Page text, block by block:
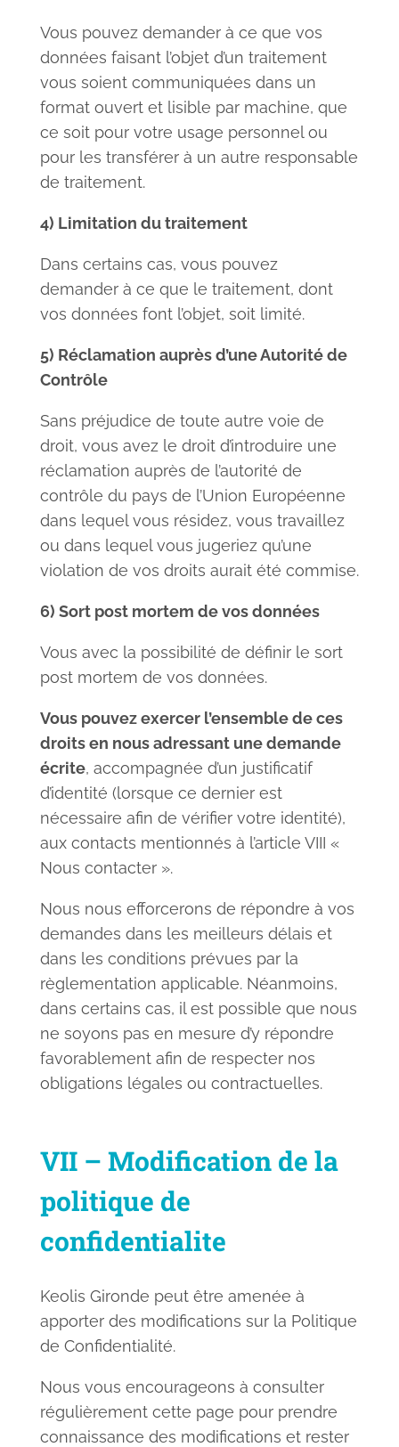
Vous pouvez demander à ce que vos
données faisant l’objet d’un traitement
vous soient communiquées dans un
format ouvert et lisible par machine, que
ce soit pour votre usage personnel ou
pour les transférer à un autre responsable
de traitement.
4) Limitation du traitement
Dans certains cas, vous pouvez
demander à ce que le traitement, dont
vos données font l’objet, soit limité.
5) Réclamation auprès d’une Autorité de
Contrôle
Sans préjudice de toute autre voie de
droit, vous avez le droit d’introduire une
réclamation auprès de l’autorité de
contrôle du pays de l’Union Européenne
dans lequel vous résidez, vous travaillez
ou dans lequel vous jugeriez qu’une
violation de vos droits aurait été commise.
6) Sort post mortem de vos données
Vous avec la possibilité de définir le sort
post mortem de vos données.
Vous pouvez exercer l’ensemble de ces
droits en nous adressant une demande
écrite, accompagnée d’un justificatif
d’identité (lorsque ce dernier est
nécessaire afin de vérifier votre identité),
aux contacts mentionnés à l’article VIII «
Nous contacter».
Nous nous efforcerons de répondre à vos
demandes dans les meilleurs délais et
dans les conditions prévues par la
règlementation applicable. Néanmoins,
dans certains cas, il est possible que nous
ne soyons pas en mesure d’y répondre
favorablement afin de respecter nos
obligations légales ou contractuelles.
VII – Modification de la
politique de
confidentialite
Keolis Gironde peut être amenée à
apporter des modifications sur la Politique
de Confidentialité.
Nous vous encourageons à consulter
régulièrement cette page pour prendre
connaissance des modifications et rester